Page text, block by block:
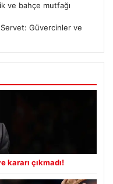
ve bahçe mutfağı
Güvercinler ve
kararı çıkmadı!